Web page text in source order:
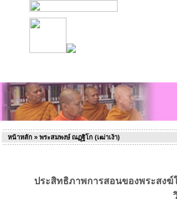
หน้าหลัก » พระสมพงษ์ ณฏฺฐิโก (เฒ่าเง้า)
ประสิทธิภาพการสอนของพระสงฆ์